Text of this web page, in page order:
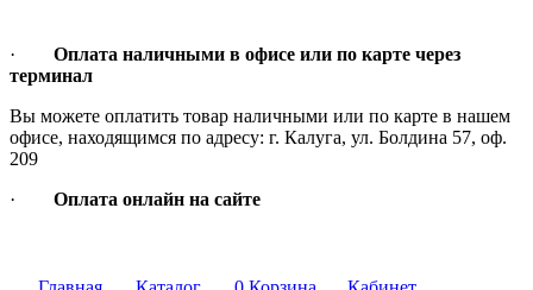
· Оплата наличными в офисе или по карте через
терминал
Вы можете оплатить товар наличными или по карте в нашем
офисе, находящимся по адресу: г. Калуга, ул. Болдина 57, оф.
209
· Оплата онлайн на сайте